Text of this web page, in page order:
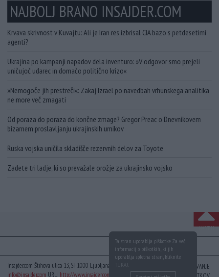
NAJBOLJ BRANO INSAJDER.COM
Krvava skrivnost v Kuvajtu: Ali je Iran res izbrisal CIA bazo s petdesetimi
agenti?
Ukrajina po kampanji napadov dela inventuro: »V odgovor smo prejeli
uničujoč udarec in domačo politično krizo«
»Nemogoče jih prestreči«: Zakaj Izrael po navedbah vrhunskega analitika
ne more več zmagati
Od poraza do poraza do končne zmage? Gregor Preac o Dnevnikovem
bizarnem proslavljanju ukrajinskih umikov
Ruska vojska uničila skladišče rezervnih delov za Toyote
Zadete tri ladje, ki so prevažale orožje za ukrajinsko vojsko
NA VRH
Insajder.com, Štihova ulica 13, SI-1000 Ljubljana, Slovenija | E-mail:
info@insajder.com URL: http://www.insajder.com
VAROVANJE
Ta stran uporablja piškotke. Za več
informacij o piškotkih, ki jih
uporablja spletna stran, kliknite
TUKAJ